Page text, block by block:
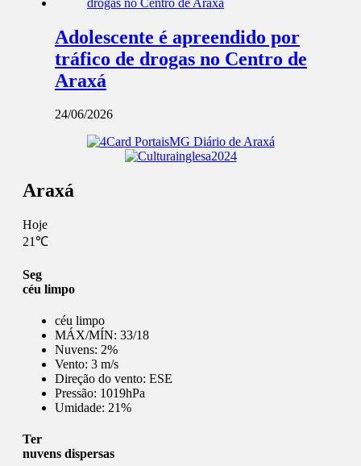
Adolescente é apreendido por
tráfico de drogas no Centro de
Araxá
24/06/2026
Araxá
Hoje
21℃
Seg
céu limpo
céu limpo
MÁX/MÍN: 33/18
Nuvens: 2%
Vento: 3 m/s
Direção do vento: ESE
Pressão: 1019hPa
Umidade: 21%
Ter
nuvens dispersas